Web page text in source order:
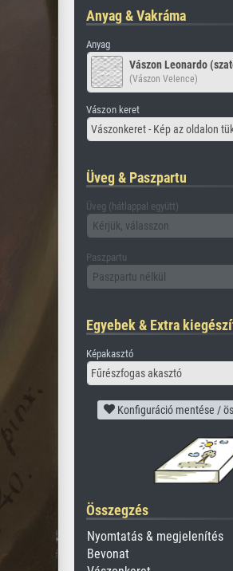
Anyag & Vakráma
Anyag
Vászon Leonardo
(Vászon Velence)
Vászon keret
Vászonkeret - Kép az oldalon
Üveg & Paszpartu
Üveg (hátlappal együtt)
Kérjük, válasszon
Paszpartu
Paszpartu nélkül
Egyebek & Extra
Képakasztó
Fűrészfogas akasztó
Konfiguráció mentése /
Összegzés
Nyomtatás & megjelenítés
Bevonat